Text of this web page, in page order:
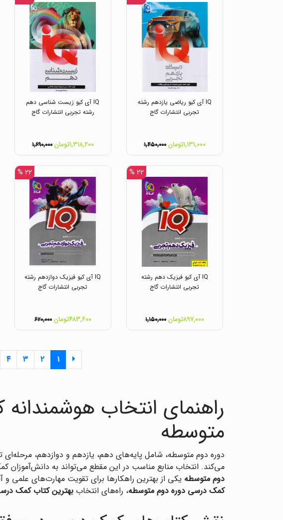
IQ آی کیو ریاضی یازدهم رشته
تجربی انتشارات گاج
۱,۱۳۱,۰۰۰تومان ۱,۴۵۰,۰۰۰
IQ آی کیو زیست شناسی دهم
رشته تجربی انتشارات گاج
۱,۳۱۸,۲۰۰تومان ۱,۶۹۰,۰۰۰
۲۲ %
IQ آی کیو فیزیک دهم رشته
تجربی انتشارات گاج
۸۹۷,۰۰۰تومان ۱,۱۵۰,۰۰۰
۲۲ %
IQ آی کیو فیزیک دوازدهم رشته
تجربی انتشارات گاج
۴۸۳,۶۰۰تومان ۶۲۰,۰۰۰
۱ ۲ ۳ ۴
راهنمای انتخاب
متوسطه
دوره دوم متوسطه، شامل پایه‌های دهم، یازدهم و دوازدهم،
می‌کند. انتخاب منابع مناسب در این مقطع می‌تواند به
دوم متوسطه یکی از بهترین راهکارها برای تقویت مهارت‌های علمی
کمک درسی دوره دوم متوسطه، راه‌های انتخاب بهترین کتاب کمک